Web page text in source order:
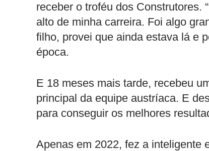
receber o troféu dos Construtores.
alto de minha carreira. Foi algo
filho, provei que ainda estava lá e
época.
E 18 meses mais tarde, recebeu
principal da equipe austríaca. E
para conseguir os melhores
Apenas em 2022, fez a inteligente